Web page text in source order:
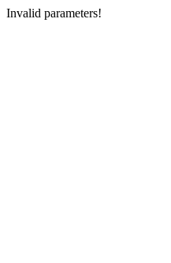
Invalid parameters!